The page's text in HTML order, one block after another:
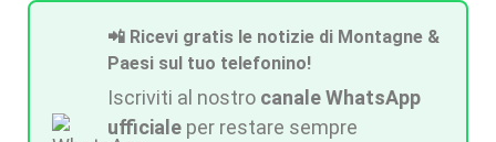
📲 Ricevi gratis le notizie di Montagne &
Paesi sul tuo telefonino!
Iscriviti al nostro canale WhatsApp
ufficiale per restare sempre